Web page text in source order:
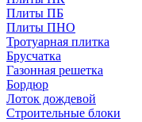
Плиты ПБ
Плиты ПНО
Тротуарная плитка
Брусчатка
Газонная решетка
Бордюр
Лоток дождевой
Строительные блоки